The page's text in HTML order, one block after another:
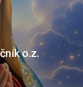
o.z.